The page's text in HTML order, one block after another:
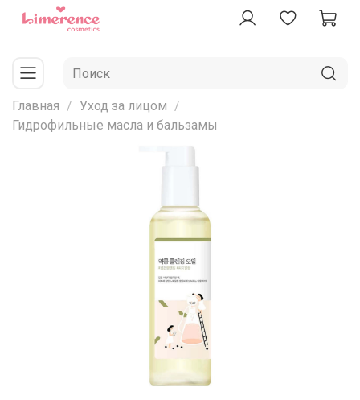
Главная
Уход за лицом
Гидрофильные масла и бальзамы